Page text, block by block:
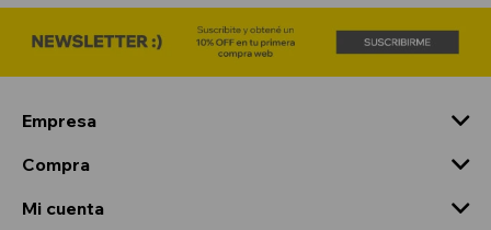
Empresa
Compra
Mi cuenta